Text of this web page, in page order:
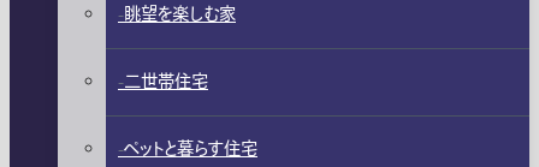
眺望を楽しむ家
二世帯住宅
ペットと暮らす住宅